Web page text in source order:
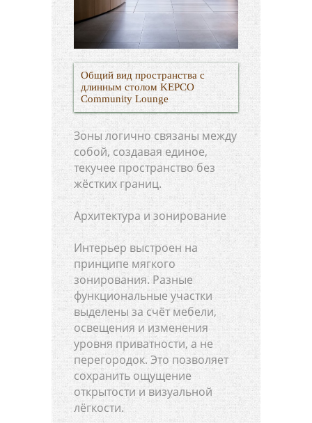
Общий вид пространства с
длинным столом KEPCO
Community Lounge
Зоны логично связаны между
собой, создавая единое,
текучее пространство без
жёстких границ.
Архитектура и зонирование
Интерьер выстроен на
принципе мягкого
зонирования. Разные
функциональные участки
выделены за счёт мебели,
освещения и изменения
уровня приватности, а не
перегородок. Это позволяет
сохранить ощущение
открытости и визуальной
лёгкости.